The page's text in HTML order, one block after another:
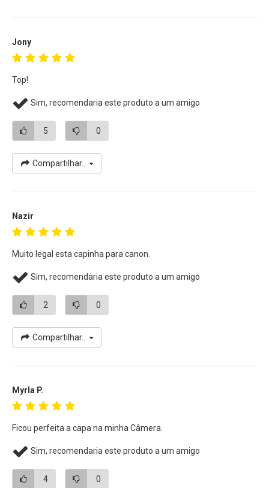
Jony
Top!
Sim, recomendaria este produto a um amigo
5 0
Compartilhar...
Nazir
Muito legal esta capinha para canon.
Sim, recomendaria este produto a um amigo
2 0
Compartilhar...
Myrla P.
Ficou perfeita a capa na minha Câmera.
Sim, recomendaria este produto a um amigo
4 0